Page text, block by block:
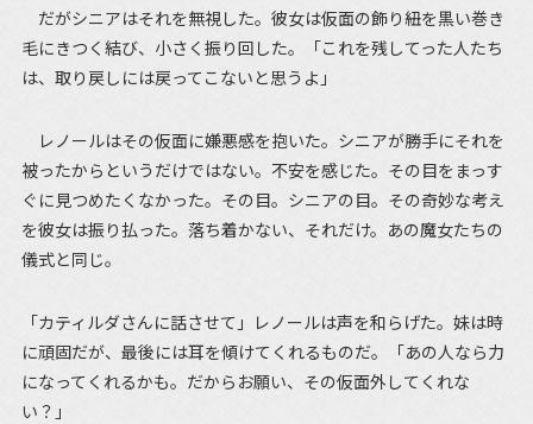
だがシニアはそれを無視した。彼女は仮面の飾り紐を黒い巻き
毛にきつく結び、小さく振り回した。「これを残してった人たち
は、取り戻しには戻ってこないと思うよ」
レノールはその仮面に嫌悪感を抱いた。シニアが勝手にそれを
被ったからというだけではない。不安を感じた。その目をまっす
ぐに見つめたくなかった。その目。シニアの目。その奇妙な考え
を彼女は振り払った。落ち着かない、それだけ。あの魔女たちの
儀式と同じ。
「カティルダさんに話させて」レノールは声を和らげた。妹は時
に頑固だが、最後には耳を傾けてくれるものだ。「あの人なら力
になってくれるかも。だからお願い、その仮面外してくれな
い？」